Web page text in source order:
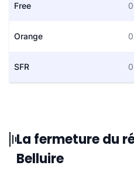
Free 0
Orange 0
SFR 0
La fermeture du
Belluire